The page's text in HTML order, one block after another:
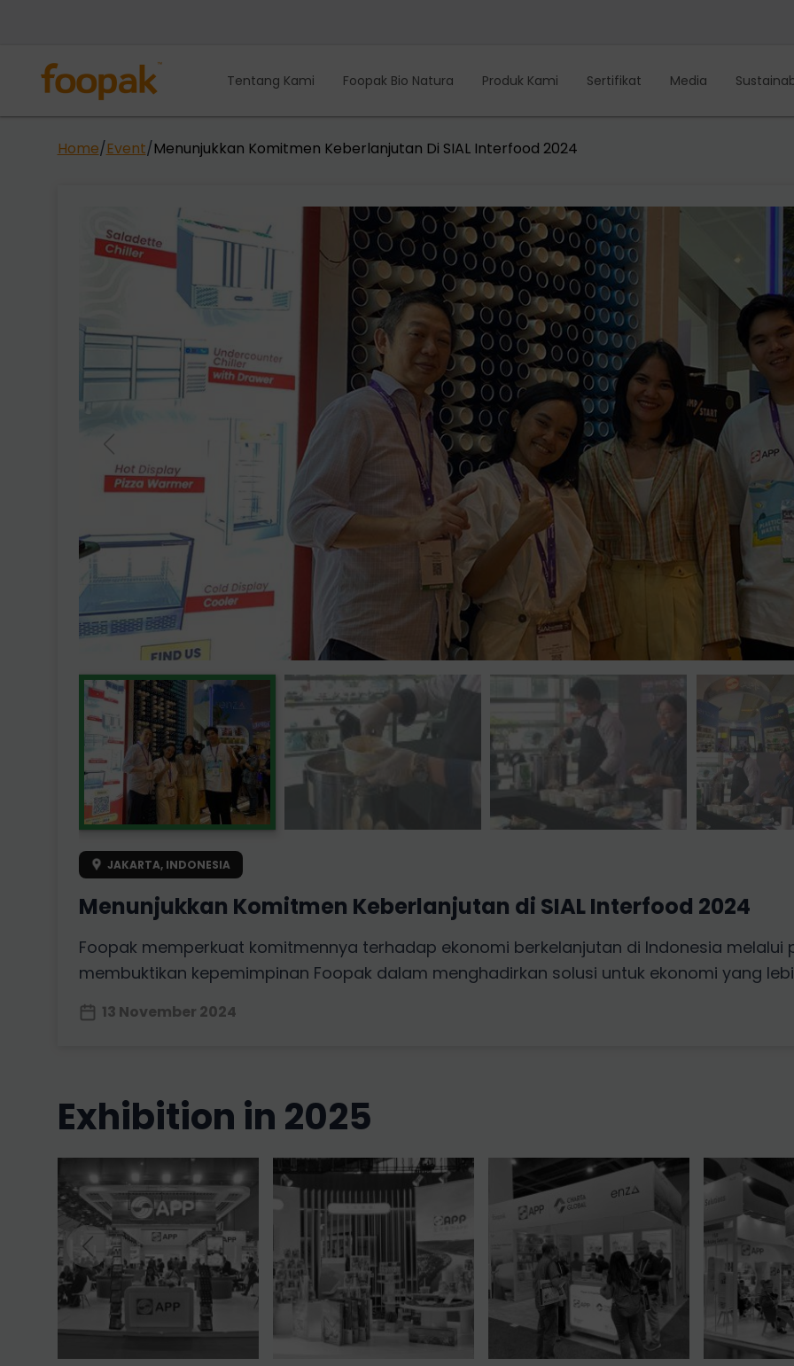
Tentang Kami Foopak Bio Natura Produk Kami Sertifikat Media
Home/Event/Menunjukkan Komitmen Keberlanjutan Di SIAL Interfood 2024
JAKARTA, INDONESIA
Menunjukkan Komitmen Keberlanjutan di SIAL Interfood 2024
Foopak memperkuat komitmennya terhadap ekonomi berkelanjutan di Indonesia melalui
membuktikan kepemimpinan Foopak dalam menghadirkan solusi untuk ekonomi yang
13 November 2024
exhibition in 2025